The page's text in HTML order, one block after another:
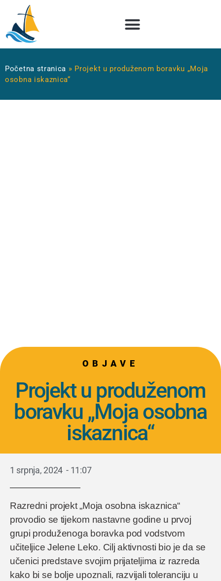
Početna stranica » Projekt u produženom boravku „Moja
osobna iskaznica“
OBJAVE
Projekt u produženom
boravku „Moja osobna
iskaznica“
1 srpnja, 2024 - 11:07
Razredni projekt „Moja osobna iskaznica“
provodio se tijekom nastavne godine u prvoj
grupi produženoga boravka pod vodstvom
učiteljice Jelene Leko. Cilj aktivnosti bio je da se
učenici predstave svojim prijateljima iz razreda
kako bi se bolje upoznali, razvijali toleranciju u